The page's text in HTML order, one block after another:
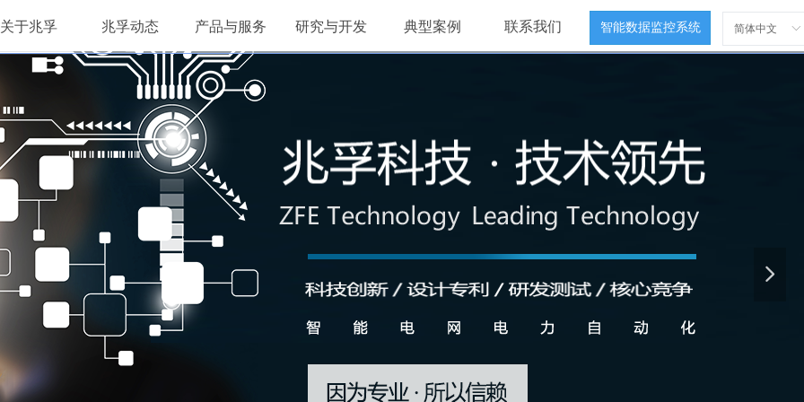
关于兆孚 兆孚动态 产品与服务 研究与开发 典型案例 联系我们 ꀅ
简体中文
智能数据监控系统
넲